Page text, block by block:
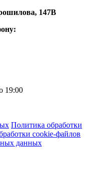
147В
19:00
Политика обработки
cookie-файлов
данных